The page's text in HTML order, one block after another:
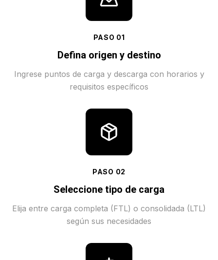
PASO 01
Defina origen y destino
Ingrese puntos de carga y descarga con horarios y
requisitos específicos
PASO 02
Seleccione tipo de carga
Elija entre carga completa (FTL) o consolidada (LTL)
según sus necesidades